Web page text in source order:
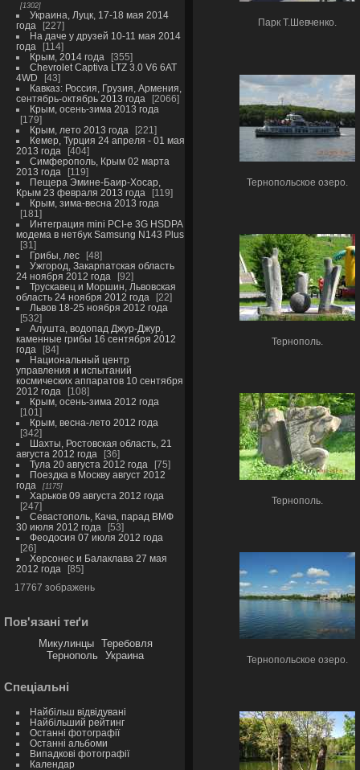
1302
Украина, Луцк, 17-18 мая 2014
года
227
На даче у друзей 10-11 мая 2014
года
114
Крым, 2014 года
355
Chevrolet Captiva LTZ 3.0 V6 6AT
4WD
43
Кавказ: Россия, Грузия, Армения,
сентябрь-октябрь 2013 года
2066
Крым, осень-зима 2013 года
179
Крым, лето 2013 года
221
Кемер, Турция 24 апреля - 01 мая
2013 года
404
Симферополь, Крым 02 марта
2013 года
119
Пещера Эмине-Баир-Хосар,
Крым 23 февраля 2013 года
119
Крым, зима-весна 2013 года
181
Интеграция mini PCI-e 3G HSDPA
модема в нетбук Samsung N143 Plus
31
Грибы, лес
48
Ужгород, Закарпатская область
24 ноября 2012 года
92
Трускавец и Моршин, Львовская
область 24 ноября 2012 года
22
Львов 18-25 ноября 2012 года
532
Алушта, водопад Джур-Джур,
каменные грибы 16 сентября 2012
года
84
Национальный центр
управления и испытаний
космических аппаратов 10 сентября
2012 года
108
Крым, осень-зима 2012 года
101
Крым, весна-лето 2012 года
342
Шахты, Ростовская область, 21
августа 2012 года
36
Тула 20 августа 2012 года
75
Поездка в Москву август 2012
года
1175
Харьков 09 августа 2012 года
247
Севастополь, Кача, парад ВМФ
30 июля 2012 года
53
Феодосия 07 июля 2012 года
26
Херсонес и Балаклава 27 мая
2012 года
85
17767 зображень
Пов'язані теґи
Микулинцы
Теребовля
Тернополь
Украина
Спеціальні
Найбільш відвідувані
Найбільший рейтинг
Останні фотографії
Останні альбоми
Випадкові фотографії
Календар
Парк Т.Шевченко.
Тернопольское озеро.
Тернополь.
Тернополь.
Тернопольское озеро.